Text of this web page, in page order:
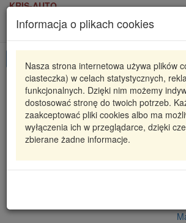
KRIS-AUTO
Informacja o plikach cookies
Nasza strona internetowa używa plików
ciasteczka) w celach statystycznych,
funkcjonalnych. Dzięki nim możemy
dostosować stronę do twoich potrzeb.
zaakceptować pliki cookies albo ma
wyłączenia ich w przeglądarce, dzięki
zbierane żadne informacje.
Karta produktu
819010210 FAG
PODUSZKA STABILIZATORA FIAT
42,53 zł